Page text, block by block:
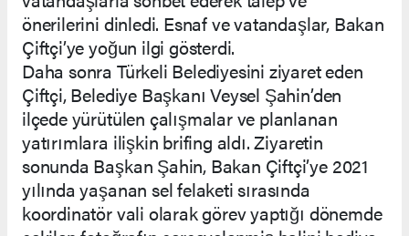
önerilerini dinledi. Esnaf ve vatandaşlar, Bakan
Çiftçi’ye yoğun ilgi gösterdi.
Daha sonra Türkeli Belediyesini ziyaret eden
Çiftçi, Belediye Başkanı Veysel Şahin’den
ilçede yürütülen çalışmalar ve planlanan
yatırımlara ilişkin brifing aldı. Ziyaretin
sonunda Başkan Şahin, Bakan Çiftçi’ye 2021
yılında yaşanan sel felaketi sırasında
koordinatör vali olarak görev yaptığı dönemde